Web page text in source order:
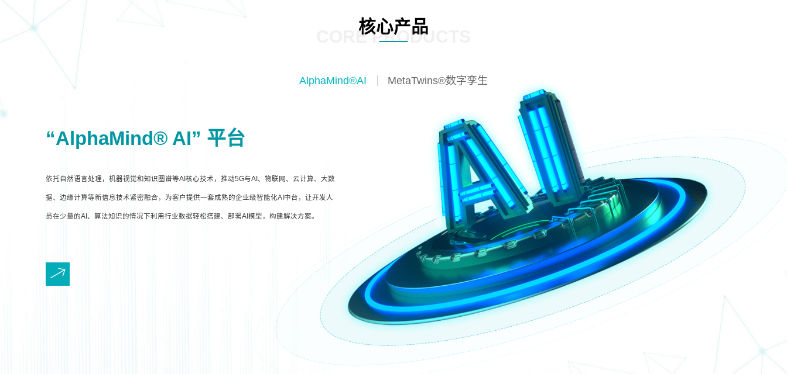
核心产品
CORE PRODUCTS
AlphaMind®AI MetaTwins®数字孪生
“AlphaMind® AI” 平台
依托自然语言处理，机器视觉和知识图谱等AI核心技术，推动5G与AI、物联网、云计算、大数
据、边缘计算等新信息技术紧密融合，为客户提供一套成熟的企业级智能化AI中台，让开发人
员在少量的AI、算法知识的情况下利用行业数据轻松搭建、部署AI模型，构建解决方案。